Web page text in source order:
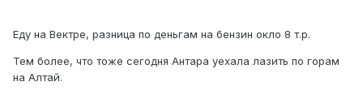
Еду на Вектре, разница по деньгам на бензин окло 8 т.р.
Тем более, что тоже сегодня Антара уехала лазить по горам
на Алтай.